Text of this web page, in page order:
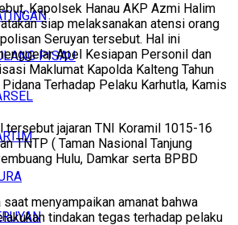
PISAU
Kapolsek Hanau AKP Azmi Halim
siap melaksanakan atensi orang
Seruyan tersebut. Hal ini
Apel Kesiapan Personil dan
Maklumat Kapolda Kalteng Tahun
Terhadap Pelaku Karhutla, Kamis
tersebut jajaran TNI Koramil 1015-16
TNTP ( Taman Nasional Tanjung
Hulu, Damkar serta BPBD
menyampaikan amanat bahwa
tindakan tegas terhadap pelaku